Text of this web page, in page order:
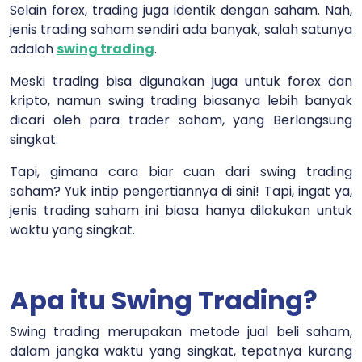
Selain forex, trading juga identik dengan saham. Nah,
jenis trading saham sendiri ada banyak, salah satunya
adalah swing trading.
Meski trading bisa digunakan juga untuk forex dan
kripto, namun swing trading biasanya lebih banyak
dicari oleh para trader saham, yang Berlangsung
singkat.
Tapi, gimana cara biar cuan dari swing trading
saham? Yuk intip pengertiannya di sini! Tapi, ingat ya,
jenis trading saham ini biasa hanya dilakukan untuk
waktu yang singkat.
Apa itu Swing Trading?
Swing trading merupakan metode jual beli saham,
dalam jangka waktu yang singkat, tepatnya kurang